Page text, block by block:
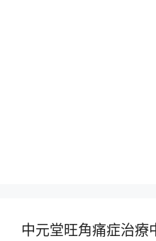
中元堂旺角痛症治療